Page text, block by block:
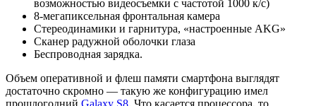
возможностью видеосъемки с частотой 1000 к/с)
8-мегапиксельная фронтальная камера
Стереодинамики и гарнитура, «настроенные AKG»
Сканер радужной оболочки глаза
Беспроводная зарядка.
Объем оперативной и флеш памяти смартфона выглядят
достаточно скромно — такую же конфигурацию имел
прошлогодний Galaxy S8. Что касается процессора, то